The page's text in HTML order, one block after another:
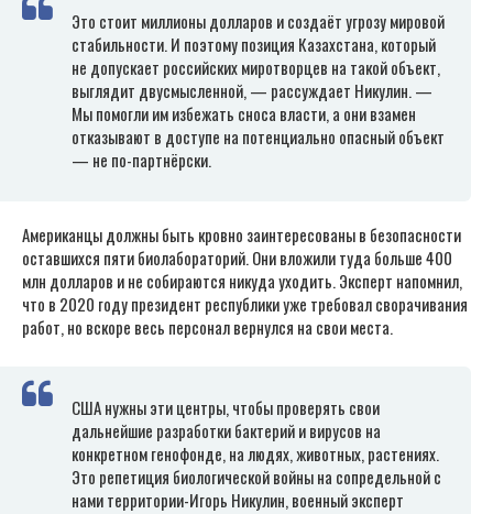
Это стоит миллионы долларов и создаёт угрозу мировой
стабильности. И поэтому позиция Казахстана, который
не допускает российских миротворцев на такой объект,
выглядит двусмысленной, — рассуждает Никулин. —
Мы помогли им избежать сноса власти, а они взамен
отказывают в доступе на потенциально опасный объект
— не по-партнёрски.
Американцы должны быть кровно заинтересованы в безопасности
оставшихся пяти биолабораторий. Они вложили туда больше 400
млн долларов и не собираются никуда уходить. Эксперт напомнил,
что в 2020 году президент республики уже требовал сворачивания
работ, но вскоре весь персонал вернулся на свои места.
США нужны эти центры, чтобы проверять свои
дальнейшие разработки бактерий и вирусов на
конкретном генофонде, на людях, животных, растениях.
Это репетиция биологической войны на сопредельной с
нами территории-Игорь Никулин, военный эксперт